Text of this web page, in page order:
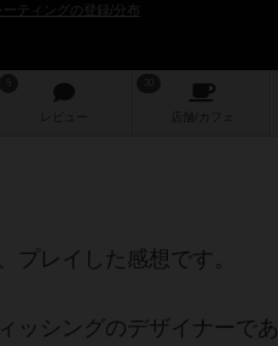
ティングの登録/分布
レビュー 店舗/ カフェ
レイした感想です。
ッシングのデザイナーで